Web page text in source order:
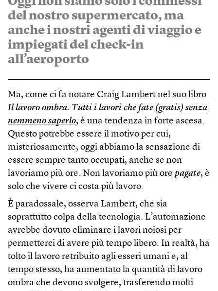
del nostro supermercato, ma
anche i nostri agenti di viaggio e
impiegati del check-in
all’aeroporto
Ma, come ci fa notare Craig Lambert nel suo libro
Il lavoro ombra. Tutti i lavori che fate (gratis) senza
nemmeno saperlo, è una tendenza in forte ascesa.
Questo potrebbe essere il motivo per cui,
misteriosamente, oggi abbiamo la sensazione di
essere sempre tanto occupati, anche se non
lavoriamo più ore. Non lavoriamo più ore pagate, è
solo che vivere ci costa più lavoro.
È paradossale, osserva Lambert, che sia
soprattutto colpa della tecnologia. L’automazione
avrebbe dovuto eliminare i lavori noiosi per
permetterci di avere più tempo libero. In realtà, ha
tolto il lavoro retribuito agli esseri umani e, al
tempo stesso, ha aumentato la quantità di lavoro
ombra che devono svolgere, trasferendo molti